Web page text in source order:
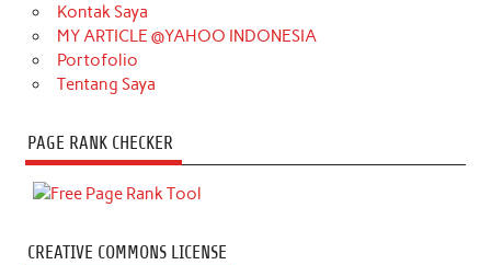
Kontak Saya
MY ARTICLE @YAHOO INDONESIA
Portofolio
Tentang Saya
PAGE RANK CHECKER
CREATIVE COMMONS LICENSE